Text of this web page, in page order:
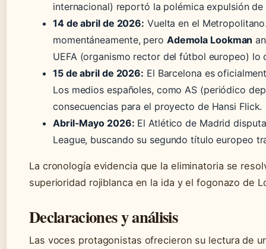
internacional) reportó la polémica expulsión de
14 de abril de 2026: Vuelta en el
momentáneamente, pero Ademola Lookman
UEFA (organismo rector del fútbol europeo) lo
15 de abril de 2026: El Barcelona es
Los medios españoles, como AS (periódico
consecuencias para el proyecto de Hansi Flick.
Abril-Mayo 2026: El Atlético de Madrid
League, buscando su segundo título europeo
La cronología evidencia que la eliminatoria se
superioridad rojiblanca en la ida y el fogonazo de
Declaraciones y análisis
Las voces protagonistas ofrecieron su lectura de